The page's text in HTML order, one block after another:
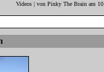
Videos | von Pinky The Brain am